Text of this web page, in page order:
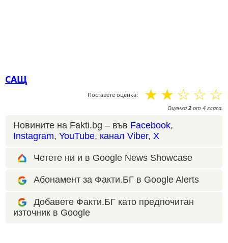
САЩ
Поставете оценка: ☆
☆
☆
☆
☆
Оценка2 от 4 гласа.
Новините на Fakti.bg – във Facebook,
Instagram, YouTube, канал Viber, X
Четете ни и в Google News Showcase
Абонамент за Факти.БГ в Google Alerts
Добавете Факти.БГ като предпочитан
източник в Google